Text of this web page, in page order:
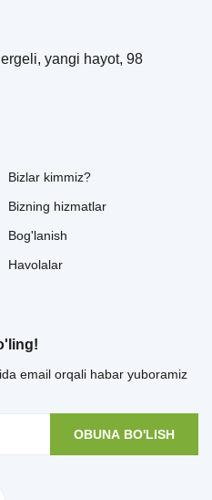
yangi hayot, 98
Bizlar kimmiz?
Bizning hizmatlar
Bog'lanish
Havolalar
email orqali habar yuboramiz
OBUNA BO'LISH